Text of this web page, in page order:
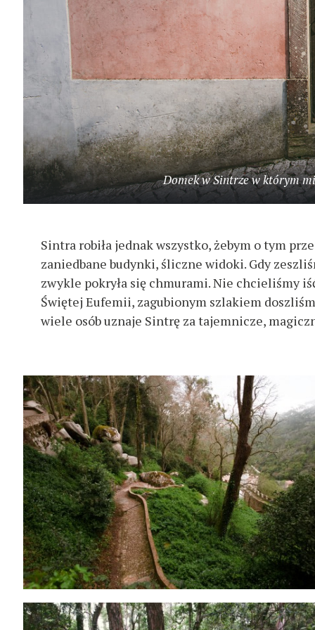
Domek w Sintrze w którym
Sintra robiła jednak wszystko, żebym o tym
zaniedbane budynki, śliczne widoki. Gdy
zwykle pokryła się chmurami. Nie chcieliśmy
Świętej Eufemii, zagubionym szlakiem
wiele osób uznaje Sintrę za tajemnicze,